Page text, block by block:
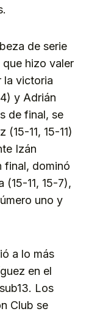
de serie
hizo valer
la victoria
y Adrián
de final, se
11, 15-11)
Izán
final, dominó
(15-11, 15-7),
uno y
a lo más
en el
Los
Club se